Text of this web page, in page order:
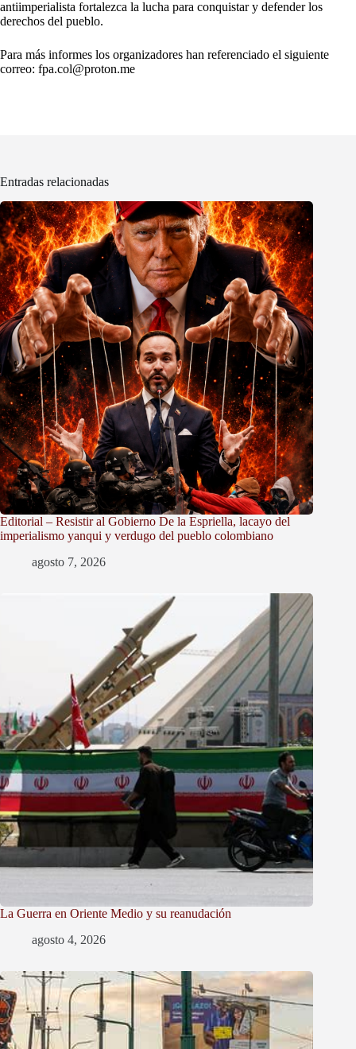
antiimperialista fortalezca la lucha para conquistar y defender los
derechos del pueblo.
Para más informes los organizadores han referenciado el siguiente
correo: fpa.col@proton.me
Entradas relacionadas
Editorial – Resistir al Gobierno De la Espriella, lacayo del
imperialismo yanqui y verdugo del pueblo colombiano
agosto 7, 2026
La Guerra en Oriente Medio y su reanudación
agosto 4, 2026